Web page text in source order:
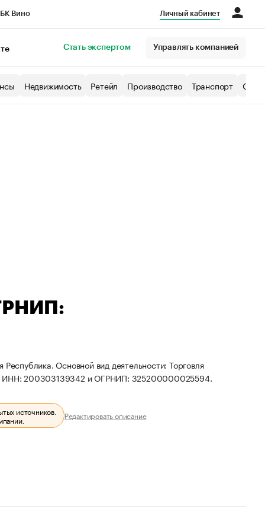
Вино Личный кабинет
Стать экспертом Управлять компанией
Недвижимость Ретейл Производство Транспорт
Основной вид деятельности: Торговля
ИНН: 200303139342 и ОГРНИП: 325200000025594.
источников.
Редактировать описание